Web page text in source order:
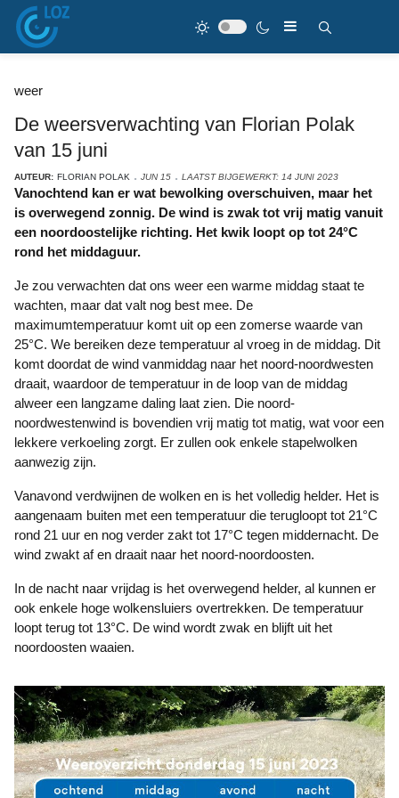
weer
De weersverwachting van Florian Polak
van 15 juni
AUTEUR: FLORIAN POLAK JUN 15 LAATST BIJGEWERKT: 14 JUNI 2023
Vanochtend kan er wat bewolking overschuiven, maar het
is overwegend zonnig. De wind is zwak tot vrij matig vanuit
een noordoostelijke richting. Het kwik loopt op tot 24°C
rond het middaguur.
Je zou verwachten dat ons weer een warme middag staat te
wachten, maar dat valt nog best mee. De
maximumtemperatuur komt uit op een zomerse waarde van
25°C. We bereiken deze temperatuur al vroeg in de middag. Dit
komt doordat de wind vanmiddag naar het noord-noordwesten
draait, waardoor de temperatuur in de loop van de middag
alweer een langzame daling laat zien. Die noord-
noordwestenwind is bovendien vrij matig tot matig, wat voor een
lekkere verkoeling zorgt. Er zullen ook enkele stapelwolken
aanwezig zijn.
Vanavond verdwijnen de wolken en is het volledig helder. Het is
aangenaam buiten met een temperatuur die terugloopt tot 21°C
rond 21 uur en nog verder zakt tot 17°C tegen middernacht. De
wind zwakt af en draait naar het noord-noordoosten.
In de nacht naar vrijdag is het overwegend helder, al kunnen er
ook enkele hoge wolkensluiers overtrekken. De temperatuur
loopt terug tot 13°C. De wind wordt zwak en blijft uit het
noordoosten waaien.